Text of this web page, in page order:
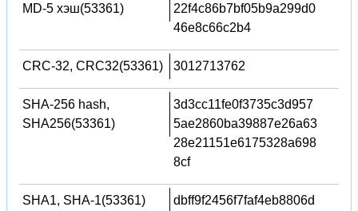
MD-5 хэш(53361)
22f4c86b7bf05b9a299d0
46e8c66c2b4
CRC-32, CRC32(53361) 3012713762
SHA-256 hash,
SHA256(53361)
3d3cc11fe0f3735c3d957
5ae2860ba39887e26a63
28e21151e6175328a698
8cf
SHA1, SHA-1(53361)
dbff9f2456f7faf4eb8806d